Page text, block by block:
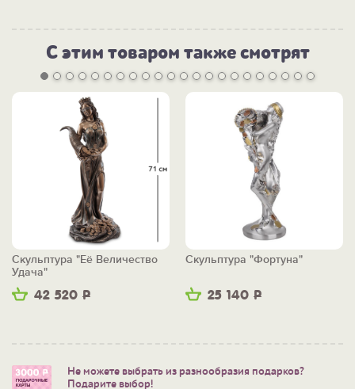
С этим товаром также смотрят
42 520 Р
Скульптура "Её Величество
Удача"
25 140 Р
Скульптура "Фортуна"
Не можете выбрать из разнообразия подарков?
Подарите выбор!